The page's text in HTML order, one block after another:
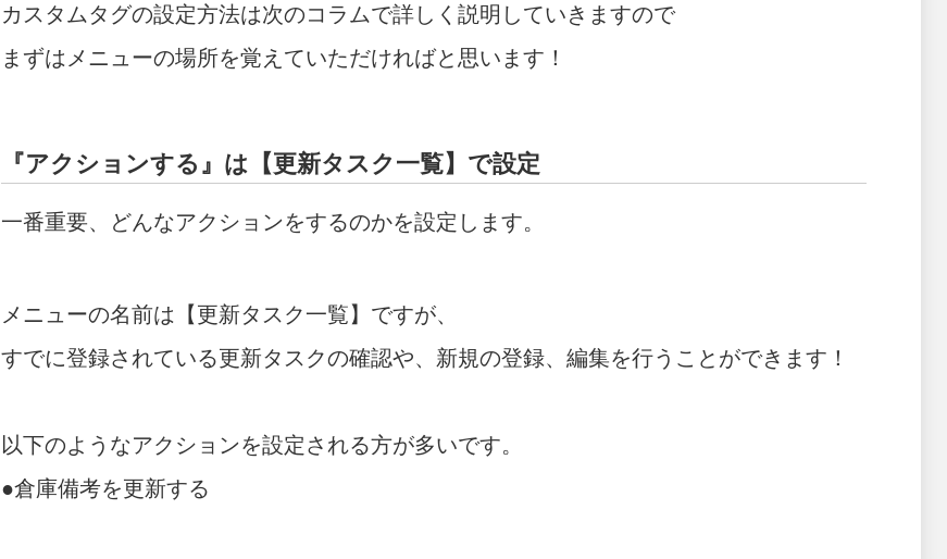
カスタムタグの設定方法は次のコラムで詳しく説明していきますので
まずはメニューの場所を覚えていただければと思います！
『アクションする』は【更新タスク一覧】で設定
一番重要、どんなアクションをするのかを設定します。
メニューの名前は【更新タスク一覧】ですが、
すでに登録されている更新タスクの確認や、新規の登録、編集を行うことができます！
以下のようなアクションを設定される方が多いです。
●倉庫備考を更新する